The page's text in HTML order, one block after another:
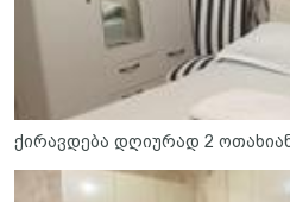
ქირავდება დღიურად 2